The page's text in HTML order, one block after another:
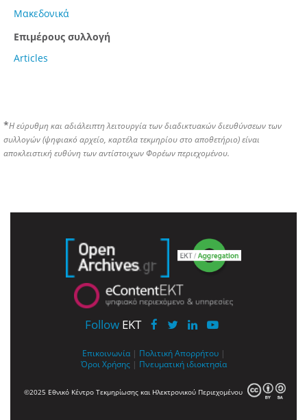
Μακεδονικά
Επιμέρους συλλογή
Articles
*Η εύρυθμη και αδιάλειπτη λειτουργία των διαδικτυακών διευθύνσεων των
συλλογών (ψηφιακό αρχείο, καρτέλα τεκμηρίου στο αποθετήριο) είναι
αποκλειστική ευθύνη των αντίστοιχων Φορέων περιεχομένου.
Follow EKT
Επικοινωνία | Πολιτική Απορρήτου |
Όροι Χρήσης | Πνευματική ιδιοκτησία
©2025 Εθνικό Κέντρο Τεκμηρίωσης και Ηλεκτρονικού Περιεχομένου